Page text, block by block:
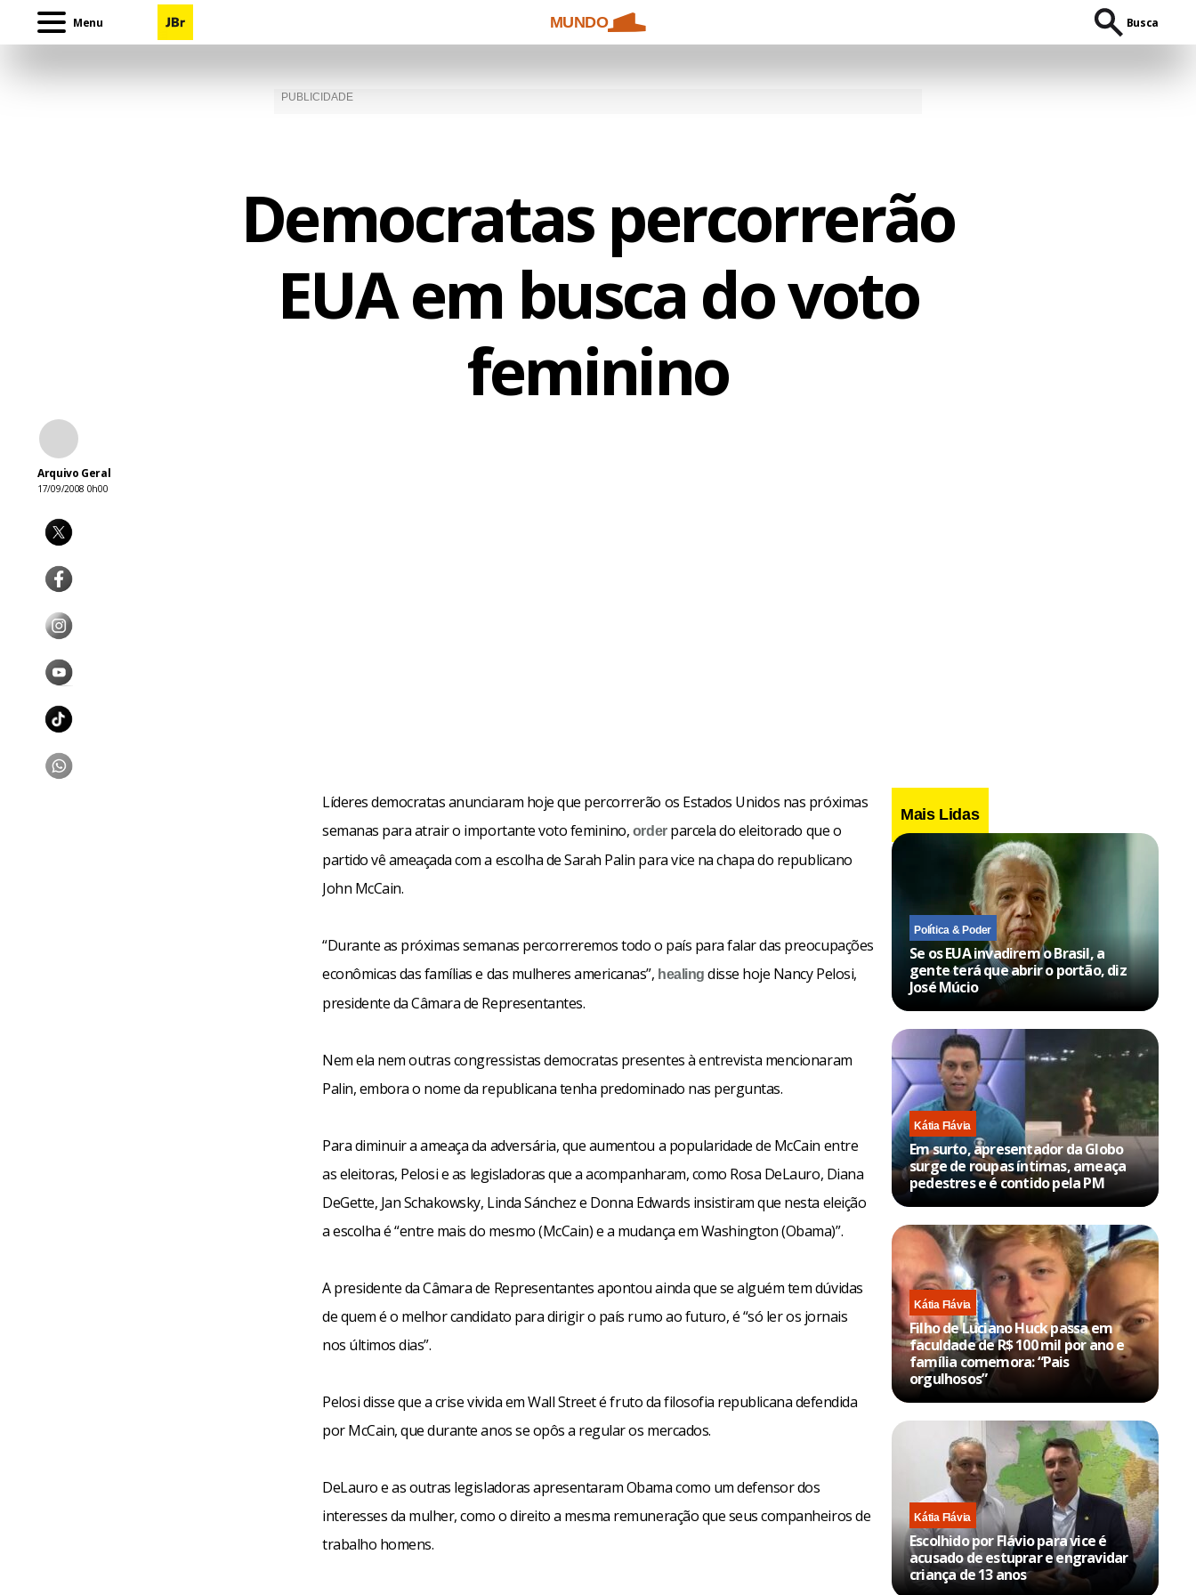
Menu MUNDO Busca
Democratas percorrerão
EUA em busca do voto
feminino
Arquivo Geral
17/09/2008 0h00
Líderes democratas anunciaram hoje que percorrerão os Estados Unidos nas próximas
semanas para atrair o importante voto feminino, orderparcela do eleitorado que o
partido vê ameaçada com a escolha de Sarah Palin para vice na chapa do republicano
John McCain.
“Durante as próximas semanas percorreremos todo o país para falar das preocupações
econômicas das famílias e das mulheres americanas”, healing disse hoje Nancy Pelosi,
presidente da Câmara de Representantes.
Nem ela nem outras congressistas democratas presentes à entrevista mencionaram
Palin, embora o nome da republicana tenha predominado nas perguntas.
Para diminuir a ameaça da adversária, que aumentou a popularidade de McCain entre
as eleitoras, Pelosi e as legisladoras que a acompanharam, como Rosa DeLauro, Diana
DeGette, Jan Schakowsky, Linda Sánchez e Donna Edwards insistiram que nesta eleição
a escolha é “entre mais do mesmo (McCain) e a mudança em Washington (Obama)”.
A presidente da Câmara de Representantes apontou ainda que se alguém tem dúvidas
de quem é o melhor candidato para dirigir o país rumo ao futuro, é “só ler os jornais
nos últimos dias”.
Pelosi disse que a crise vivida em Wall Street é fruto da filosofia republicana defendida
por McCain, que durante anos se opôs a regular os mercados.
DeLauro e as outras legisladoras apresentaram Obama como um defensor dos
interesses da mulher, como o direito a mesma remuneração que seus companheiros de
trabalho homens.
Mais Lidas
Política & Poder
Se os EUA invadirem o Brasil, a
gente terá que abrir o portão, diz
José Múcio
Kátia Flávia
Em surto, apresentador da Globo
surge de roupas íntimas, ameaça
pedestres e é contido pela PM
Kátia Flávia
Filho de Luciano Huck passa em
faculdade de R$ 100 mil por ano e
família comemora: “Pais
orgulhosos”
Kátia Flávia
Escolhido por Flávio para vice é
acusado de estuprar e engravidar
criança de 13 anos